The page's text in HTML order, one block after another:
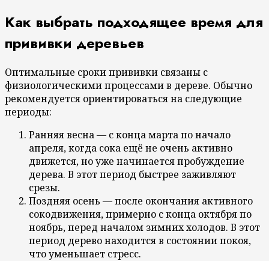
Как выбрать подходящее время для
прививки деревьев
Оптимальные сроки прививки связаны с
физиологическими процессами в дереве. Обычно
рекомендуется ориентироваться на следующие
периоды:
Ранняя весна — с конца марта по начало
апреля, когда сока ещё не очень активно
движется, но уже начинается пробуждение
дерева. В этот период быстрее заживляют
срезы.
Поздняя осень — после окончания активного
сокодвижения, примерно с конца октября по
ноябрь, перед началом зимних холодов. В этот
период дерево находится в состоянии покоя,
что уменьшает стресс.